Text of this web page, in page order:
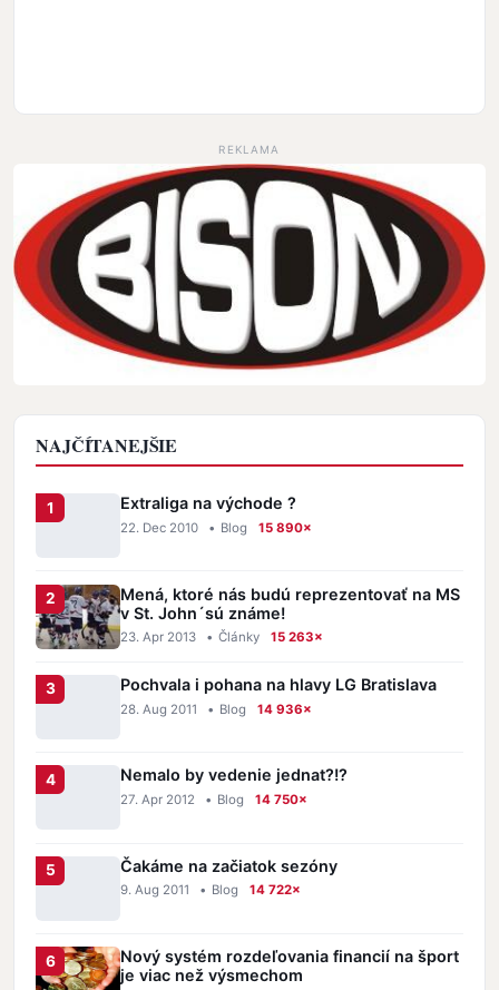
REKLAMA
NAJČÍTANEJŠIE
Extraliga na východe ?
22. Dec 2010 • Blog 15 890×
Mená, ktoré nás budú reprezentovať na MS
v St. John´sú známe!
23. Apr 2013 • Články 15 263×
Pochvala i pohana na hlavy LG Bratislava
28. Aug 2011 • Blog 14 936×
Nemalo by vedenie jednat?!?
27. Apr 2012 • Blog 14 750×
Čakáme na začiatok sezóny
9. Aug 2011 • Blog 14 722×
Nový systém rozdeľovania financií na šport
je viac než výsmechom